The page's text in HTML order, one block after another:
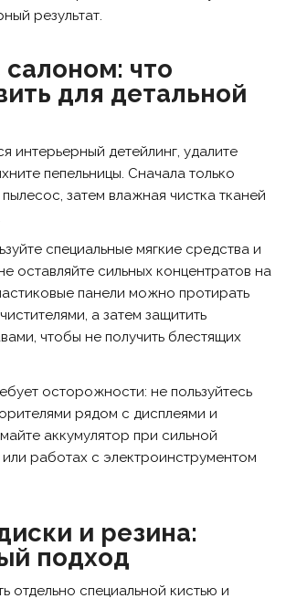
результат.
салоном: что
для детальной
интерьерный детейлинг, удалите
пепельницы. Сначала только
затем влажная чистка тканей
специальные мягкие средства и
оставляйте сильных концентратов на
панели можно протирать
а затем защитить
чтобы не получить блестящих
осторожности: не пользуйтесь
рядом с дисплеями и
аккумулятор при сильной
работах с электроинструментом
и резина:
подход
отдельно специальной кистью и